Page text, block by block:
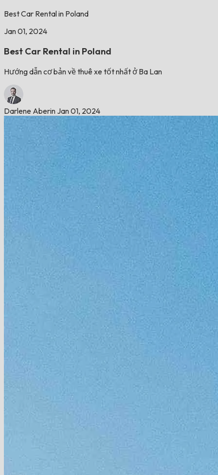
Best Car Rental in Poland
Jan 01, 2024
Best Car Rental in Poland
Hướng dẫn cơ bản về thuê xe tốt nhất ở Ba Lan
Darlene Aberin Jan 01, 2024